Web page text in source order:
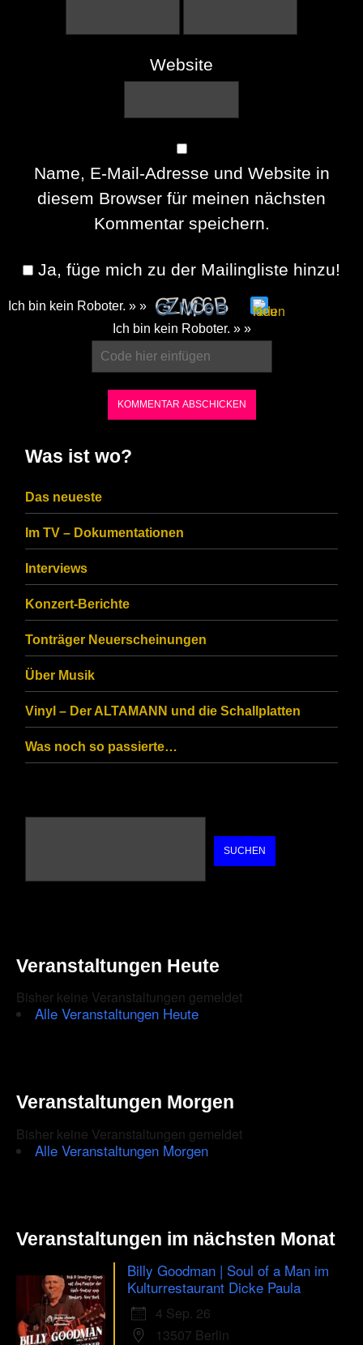
Website
Name, E-Mail-Adresse und Website in
diesem Browser für meinen nächsten
Kommentar speichern.
Ja, füge mich zu der Mailingliste hinzu!
Ich bin kein Roboter. » »
CAPTCHA
ensure
that
you
are
human.
Ich bin kein Roboter. » »
Was ist wo?
Das neueste
Im TV – Dokumentationen
Interviews
Konzert-Berichte
Tonträger Neuerscheinungen
Über Musik
Vinyl – Der ALTAMANN und die Schallplatten
Was noch so passierte…
SUCHEN
Veranstaltungen Heute
Bisher keine Veranstaltungen gemeldet
Alle Veranstaltungen Heute
Veranstaltungen Morgen
Bisher keine Veranstaltungen gemeldet
Alle Veranstaltungen Morgen
Veranstaltungen im nächsten Monat
Billy Goodman | Soul of a Man im
Kulturrestaurant Dicke Paula
4 Sep. 26
13507 Berlin